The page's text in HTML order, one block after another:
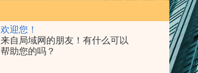
欢迎您！
来自局域网的朋友！有什么可以
帮助您的吗？